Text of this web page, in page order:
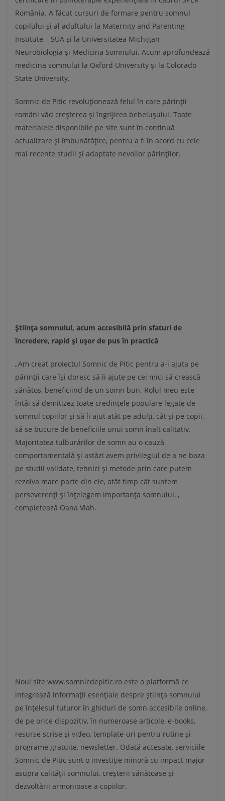
România. A făcut cursuri de formare pentru somnul
copilului și al adultului la Maternity and Parenting
Institute – SUA și la Universitatea Michigan –
Neurobiologia și Medicina Somnului. Acum aprofundează
medicina somnului la Oxford University și la Colorado
State University.
Somnic de Pitic revoluționează felul în care părinții
români văd creșterea și îngrijirea bebelușului. Toate
materialele disponibile pe site sunt în continuă
actualizare și îmbunătățire, pentru a fi în acord cu cele
mai recente studii și adaptate nevoilor părinților.
Știința somnului, acum accesibilă prin sfaturi de
încredere, rapid și ușor de pus în practică
„Am creat proiectul Somnic de Pitic pentru a-i ajuta pe
părinții care își doresc să îi ajute pe cei mici să crească
sănătos, beneficiind de un somn bun. Rolul meu este
întâi să demitizez toate credințele populare legate de
somnul copiilor și să îi ajut atât pe adulți, cât și pe copii,
să se bucure de beneficiile unui somn înalt calitativ.
Majoritatea tulburărilor de somn au o cauză
comportamentală și astăzi avem privilegiul de a ne baza
pe studii validate, tehnici și metode prin care putem
rezolva mare parte din ele, atât timp cât suntem
perseverenți și înțelegem importanța somnului.',
completează Oana Vlah.
Noul site www.somnicdepitic.ro este o platformă ce
integrează informații esențiale despre știința somnului
pe înțelesul tuturor în ghiduri de somn accesibile online,
de pe orice dispozitiv, în numeroase articole, e-books,
resurse scrise și video, template-uri pentru rutine și
programe gratuite, newsletter. Odată accesate, serviciile
Somnic de Pitic sunt o investiție minoră cu impact major
asupra calității somnului, creșterii sănătoase și
dezvoltării armonioase a copiilor.